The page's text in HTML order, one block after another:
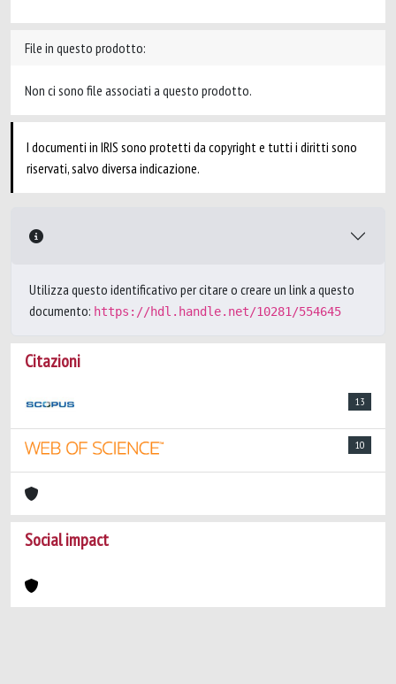
File in questo prodotto:
Non ci sono file associati a questo prodotto.
I documenti in IRIS sono protetti da copyright e tutti i diritti sono
riservati, salvo diversa indicazione.
Utilizza questo identificativo per citare o creare un link a questo
documento: https://hdl.handle.net/10281/554645
Citazioni
13
10
Social impact